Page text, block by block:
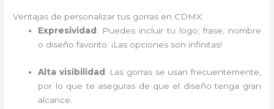
Ventajas de personalizar tus gorras en CDMX:
Expresividad : Puedes incluir tu logo, frase, nombre
o diseño favorito. ¡Las opciones son infinitas!
Alta visibilidad : Las gorras se usan frecuentemente,
por lo que te aseguras de que el diseño tenga gran
alcance.